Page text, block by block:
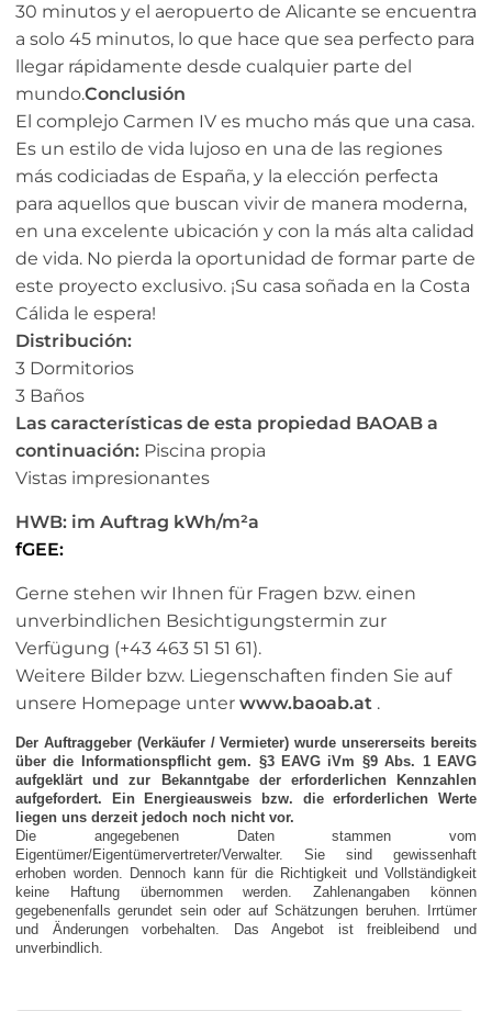
30 minutos y el aeropuerto de Alicante se encuentra
a solo 45 minutos, lo que hace que sea perfecto para
llegar rápidamente desde cualquier parte del
mundo.Conclusión
El complejo Carmen IV es mucho más que una casa.
Es un estilo de vida lujoso en una de las regiones
más codiciadas de España, y la elección perfecta
para aquellos que buscan vivir de manera moderna,
en una excelente ubicación y con la más alta calidad
de vida. No pierda la oportunidad de formar parte de
este proyecto exclusivo. ¡Su casa soñada en la Costa
Cálida le espera!
Distribución:
3 Dormitorios
3 Baños
Las características de esta propiedad BAOAB a
continuación: Piscina propia
Vistas impresionantes
HWB: im Auftrag kWh/m²a
fGEE:
Gerne stehen wir Ihnen für Fragen bzw. einen
unverbindlichen Besichtigungstermin zur
Verfügung (+43 463 51 51 61).
Weitere Bilder bzw. Liegenschaften finden Sie auf
unsere Homepage unter www.baoab.at .
Der Auftraggeber (Verkäufer / Vermieter) wurde unsererseits bereits
über die Informationspflicht gem. §3 EAVG iVm §9 Abs. 1 EAVG
aufgeklärt und zur Bekanntgabe der erforderlichen Kennzahlen
aufgefordert. Ein Energieausweis bzw. die erforderlichen Werte
liegen uns derzeit jedoch noch nicht vor.
Die angegebenen Daten stammen vom
Eigentümer/Eigentümervertreter/Verwalter. Sie sind gewissenhaft
erhoben worden. Dennoch kann für die Richtigkeit und Vollständigkeit
keine Haftung übernommen werden. Zahlenangaben können
gegebenenfalls gerundet sein oder auf Schätzungen beruhen. Irrtümer
und Änderungen vorbehalten. Das Angebot ist freibleibend und
unverbindlich.